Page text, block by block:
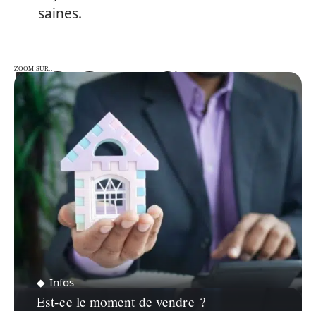
saines.
ZOOM SUR…
ZOOM SUR…
Infos
Est-ce le moment de vendre ?